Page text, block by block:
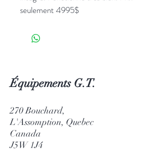
seulement 4995$
Équipements G.T.
270 Bouchard,
L'Assomption, Quebec
Canada
J5W 1J4